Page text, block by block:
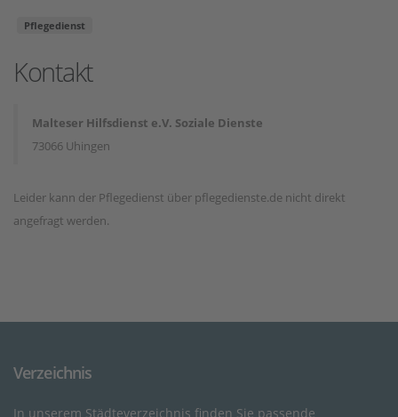
Pflegedienst
Kontakt
Malteser Hilfsdienst e.V. Soziale Dienste
73066 Uhingen
Leider kann der Pflegedienst über pflegedienste.de nicht direkt
angefragt werden.
Verzeichnis
In unserem Städteverzeichnis finden Sie passende